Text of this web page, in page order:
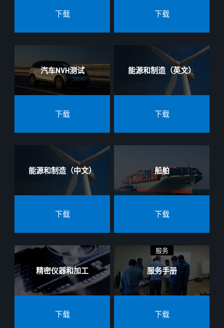
下载 下载
汽车NVH测试
下载
能源和制造（英文）
下载
能源和制造（中文）
下载
船舶
下载
精密仪器和加工
下载
服务
服务手册
下载